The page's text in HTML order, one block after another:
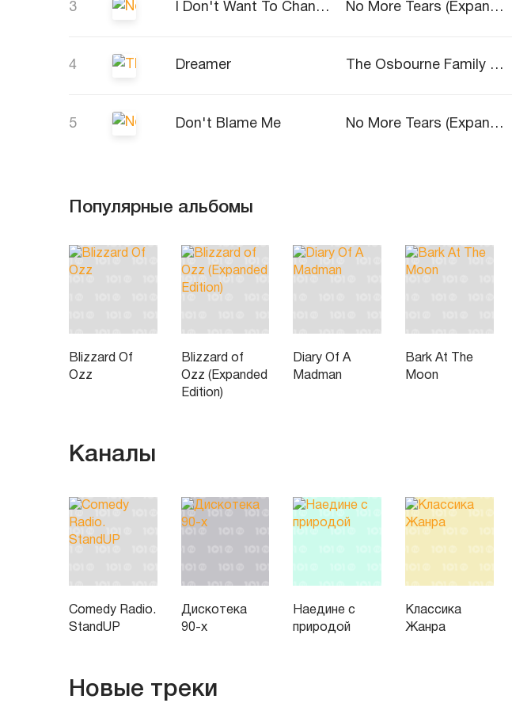
3 I Don't Want To Change The World No More Tears (Expanded Edition)
4 Dreamer The Osbourne Family Album
5 Don't Blame Me No More Tears (Expanded Edition)
Популярные альбомы
Blizzard Of
Ozz
Blizzard of
Ozz (Expanded
Edition)
Diary Of A
Madman
Bark At The
Moon
Каналы
Comedy Radio.
StandUP
Дискотека
90-х
Наедине с
природой
Классика
Жанра
Новые треки